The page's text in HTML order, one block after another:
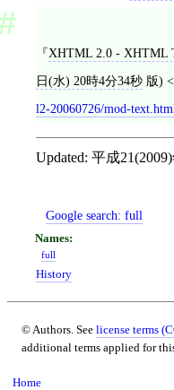
XHTML 2.0 - XHTML
日(水) 20時4分34秒 版) <
l2-20060726/mod-
Updated: 平成
Google search:full
full
History
© Authors. See license terms
additional terms applied for
Home